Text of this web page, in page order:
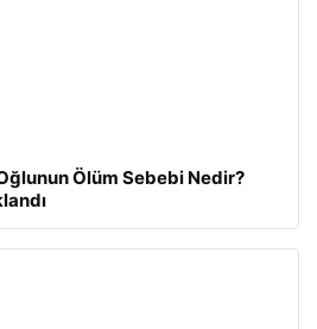
Ölüm Sebebi Nedir?